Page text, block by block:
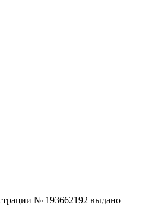
№ 193662192 выдано